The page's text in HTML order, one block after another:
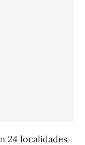
24 localidades